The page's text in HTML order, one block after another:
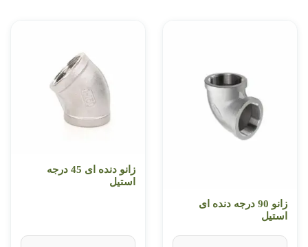
زانو 90 درجه دنده ای
استیل
زانو دنده ای 45 درجه
استیل